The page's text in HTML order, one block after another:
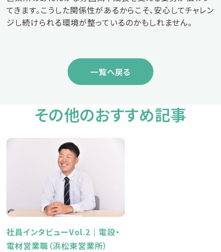
てきます。こうした関係性があるからこそ、安心してチャレン
ジし続けられる環境が整っているのかもしれません。
一覧へ戻る
その他のおすすめ記事
社員インタビューVol.2｜電設・
電材営業職（浜松東営業所）